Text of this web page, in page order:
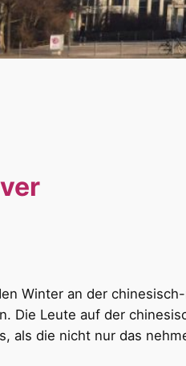
Winter an der
Die Leute auf der
als die nicht nur das